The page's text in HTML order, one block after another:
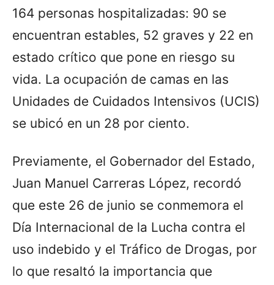
164 personas hospitalizadas: 90 se
encuentran estables, 52 graves y 22 en
estado crítico que pone en riesgo su
vida. La ocupación de camas en las
Unidades de Cuidados Intensivos (UCIS)
se ubicó en un 28 por ciento.
Previamente, el Gobernador del Estado,
Juan Manuel Carreras López, recordó
que este 26 de junio se conmemora el
Día Internacional de la Lucha contra el
uso indebido y el Tráfico de Drogas, por
lo que resaltó la importancia que